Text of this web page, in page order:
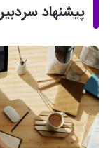
پیشنهاد سردبیر